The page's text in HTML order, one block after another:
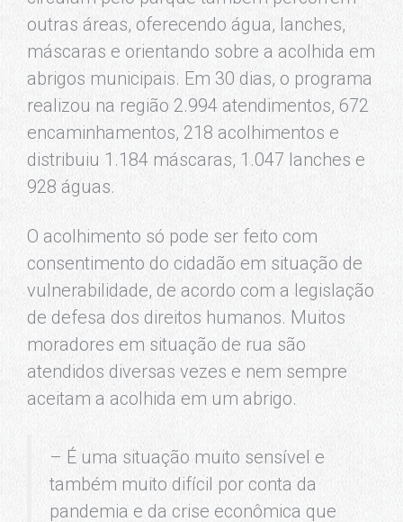
outras áreas, oferecendo água, lanches,
máscaras e orientando sobre a acolhida em
abrigos municipais. Em 30 dias, o programa
realizou na região 2.994 atendimentos, 672
encaminhamentos, 218 acolhimentos e
distribuiu 1.184 máscaras, 1.047 lanches e
928 águas.
O acolhimento só pode ser feito com
consentimento do cidadão em situação de
vulnerabilidade, de acordo com a legislação
de defesa dos direitos humanos. Muitos
moradores em situação de rua são
atendidos diversas vezes e nem sempre
aceitam a acolhida em um abrigo.
– É uma situação muito sensível e
também muito difícil por conta da
pandemia e da crise econômica que